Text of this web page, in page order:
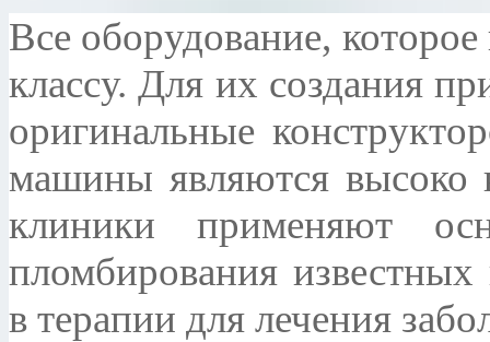
Все оборудование,
классу. Для их создания
оригинальные
машины являются
клиники применяют
пломбирования
в терапии для лечения